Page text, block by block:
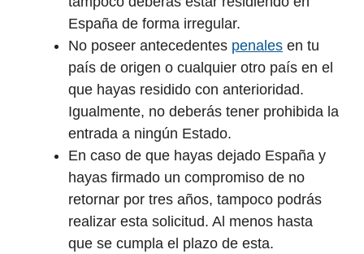
España de forma irregular.
No poseer antecedentes penales en tu
país de origen o cualquier otro país en el
que hayas residido con anterioridad.
Igualmente, no deberás tener prohibida la
entrada a ningún Estado.
En caso de que hayas dejado España y
hayas firmado un compromiso de no
retornar por tres años, tampoco podrás
realizar esta solicitud. Al menos hasta
que se cumpla el plazo de esta.